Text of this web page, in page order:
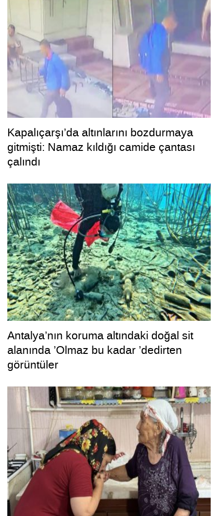
Kapalıçarşı’da altınlarını bozdurmaya
gitmişti: Namaz kıldığı camide çantası
çalındı
Antalya’nın koruma altındaki doğal sit
alanında ’Olmaz bu kadar ’dedirten
görüntüler